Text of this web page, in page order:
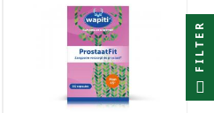
FILTER